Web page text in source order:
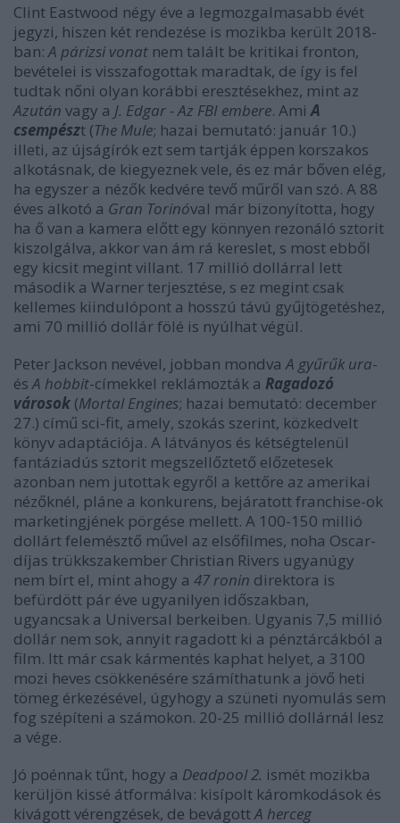
Clint Eastwood négy éve a legmozgalmasabb évét
jegyzi, hiszen két rendezése is mozikba került 2018-
ban:A párizsi vonat nem talált be kritikai fronton,
bevételei is visszafogottak maradtak, de így is fel
tudtak nőni olyan korábbi eresztésekhez, mint az
Azután vagy a J. Edgar - Az FBI embere. AmiA
csempészt (The Mule; hazai bemutató: január 10.)
illeti, az újságírók ezt sem tartják éppen korszakos
alkotásnak, de kiegyeznek vele, és ez már bőven elég,
ha egyszer a nézők kedvére tevő műről van szó. A 88
éves alkotó a Gran Torinóval már bizonyította, hogy
ha ő van a kamera előtt egy könnyen rezonáló sztorit
kiszolgálva, akkor van ám rá kereslet, s most ebből
egy kicsit megint villant. 17 millió dollárral lett
második a Warner terjesztése, s ez megint csak
kellemes kiindulópont a hosszú távú gyűjtögetéshez,
ami 70 millió dollár fölé is nyúlhat végül.
Peter Jackson nevével, jobban mondvaA gyűrűk ura-
ésA hobbit-címekkel reklámozták a Ragadozó
városok (Mortal Engines; hazai bemutató: december
27.) című sci-fit, amely, szokás szerint, közkedvelt
könyv adaptációja. A látványos és kétségtelenül
fantáziadús sztorit megszellőztető előzetesek
azonban nem jutottak egyről a kettőre az amerikai
nézőknél, pláne a konkurens, bejáratott franchise-ok
marketingjének pörgése mellett. A 100-150 millió
dollárt felemésztő művel az elsőfilmes, noha Oscar-
díjas trükkszakember Christian Rivers ugyanúgy
nem bírt el, mint ahogy a 47 ronin direktora is
befürdött pár éve ugyanilyen időszakban,
ugyancsak a Universal berkeiben. Ugyanis 7,5 millió
dollár nem sok, annyit ragadott ki a pénztárcákból a
film. Itt már csak kármentés kaphat helyet, a 3100
mozi heves csökkenésére számíthatunk a jövő heti
tömeg érkezésével, úgyhogy a szüneti nyomulás sem
fog szépíteni a számokon. 20-25 millió dollárnál lesz
a vége.
Jó poénnak tűnt, hogy a Deadpool 2. ismét mozikba
kerüljön kissé átformálva: kisípolt káromkodások és
kivágott vérengzések, de bevágottA herceg